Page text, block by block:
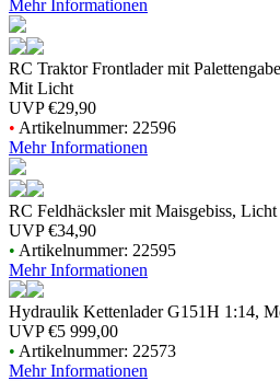
Mehr Informationen
RC Traktor Frontlader mit
Mit Licht
UVP€29,90
• Artikelnummer: 22596
Mehr Informationen
RC Feldhäcksler mit Maisgebiss,
UVP€34,90
• Artikelnummer: 22595
Mehr Informationen
Hydraulik Kettenlader G151H 1:14,
UVP€5 999,00
• Artikelnummer: 22573
Mehr Informationen